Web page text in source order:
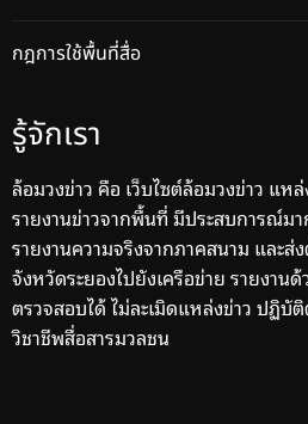
กฎการใช้พื้นที่สื่อ
รู้จักเรา
ล้อมวงข่าว คือ เว็บไซต์ล้อมวงข่าว แห
รายงานข่าวจากพื้นที่ มีประสบการณ์ม
รายงานความจริงจากภาคสนาม และส่
จังหวัดระยองไปยังเครือข่าย รายงาน
ตรวจสอบได้ ไม่ละเมิดแหล่งข่าว ปฏิบั
วิชาชีพสื่อสารมวลชน